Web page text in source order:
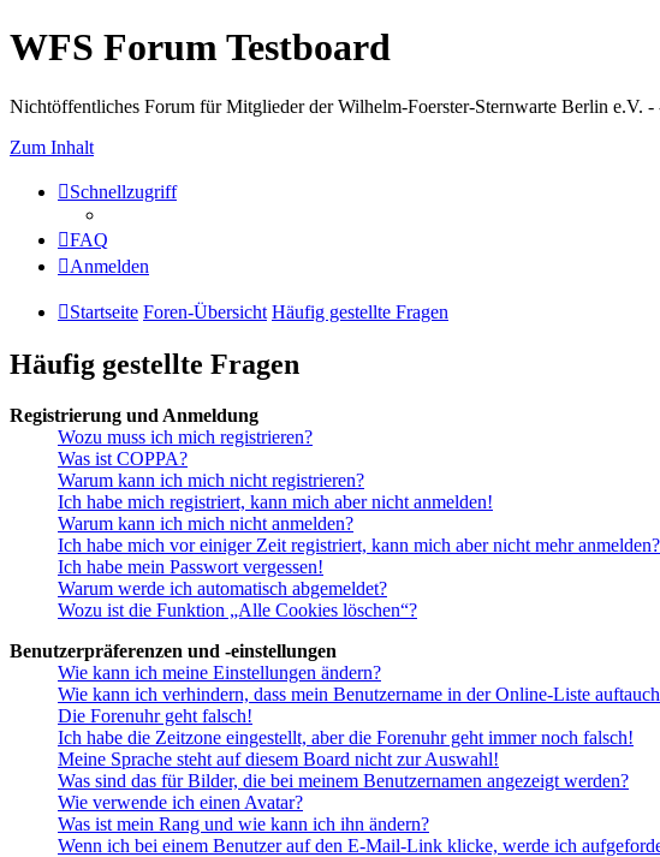
WFS Forum Testboard
Nichtöffentliches Forum für Mitglieder der Wilhelm-Foerster-Sternwarte Berlin e.V.
Zum Inhalt
Schnellzugriff
FAQ
Anmelden
Startseite Foren-Übersicht Häufig gestellte Fragen
Häufig gestellte Fragen
Registrierung und Anmeldung
Wozu muss ich mich registrieren?
Was ist COPPA?
Warum kann ich mich nicht registrieren?
Ich habe mich registriert, kann mich aber nicht anmelden!
Warum kann ich mich nicht anmelden?
Ich habe mich vor einiger Zeit registriert, kann mich aber nicht mehr
Ich habe mein Passwort vergessen!
Warum werde ich automatisch abgemeldet?
Wozu ist die Funktion „Alle Cookies löschen“?
Benutzerpräferenzen und -einstellungen
Wie kann ich meine Einstellungen ändern?
Wie kann ich verhindern, dass mein Benutzername in der Online-Liste
Die Forenuhr geht falsch!
Ich habe die Zeitzone eingestellt, aber die Forenuhr geht immer noch falsch!
Meine Sprache steht auf diesem Board nicht zur Auswahl!
Was sind das für Bilder, die bei meinem Benutzernamen angezeigt werden?
Wie verwende ich einen Avatar?
Was ist mein Rang und wie kann ich ihn ändern?
Wenn ich bei einem Benutzer auf den E-Mail-Link klicke, werde ich